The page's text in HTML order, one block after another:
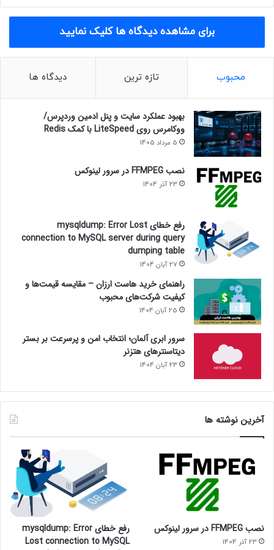
برای مشاهده دیدگاه ها کلیک نمایید
محبوب تازه ترین دیدگاه ها
بهبود عملکرد سایت و پنل ادمین وردپرس/
ووکامرس روی LiteSpeed با کمک Redis
5 مرداد 1405
نصب FFMPEG در سرور لینوکس
23 آذر 1404
رفع خطای mysqldump: Error Lost
connection to MySQL server during query
dumping table
27 آبان 1404
راهنمای خرید هاست ارزان – مقایسه قیمت‌ها و
کیفیت شرکت‌های محبوب
25 آبان 1404
سرور ابری آلمان؛ انتخاب امن و پرسرعت بر بستر
دیتاسنترهای هتزنر
23 آبان 1404
آخرین نوشته ها
نصب FFMPEG در سرور لینوکس
23 آذر 1404
رفع خطای mysqldump: Error
Lost connection to MySQL